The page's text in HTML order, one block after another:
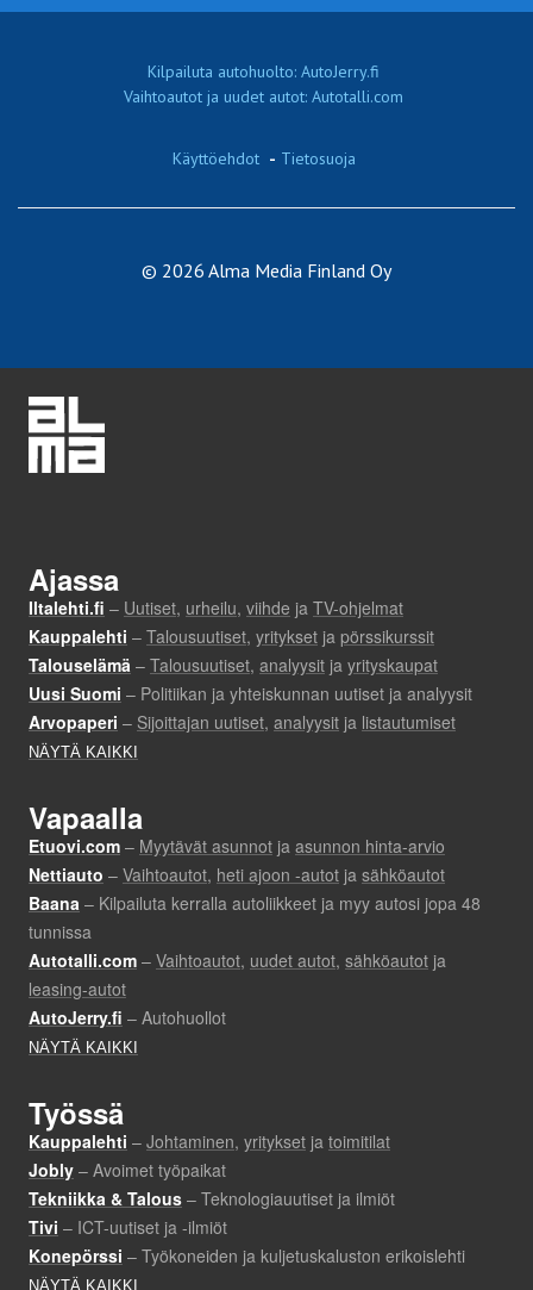
Kilpailuta autohuolto: AutoJerry.fi
Vaihtoautot ja uudet autot: Autotalli.com
Käyttöehdot - Tietosuoja
© 2026 Alma Media Finland Oy